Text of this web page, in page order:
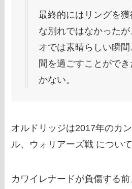
最終的にはリングを
な別れではなかった
オでは素晴らしい瞬
間を過ごすことがで
かない。
オルドリッジは2017年のカ
ル、ウォリアーズ戦 につい
カワイレナードが負傷する